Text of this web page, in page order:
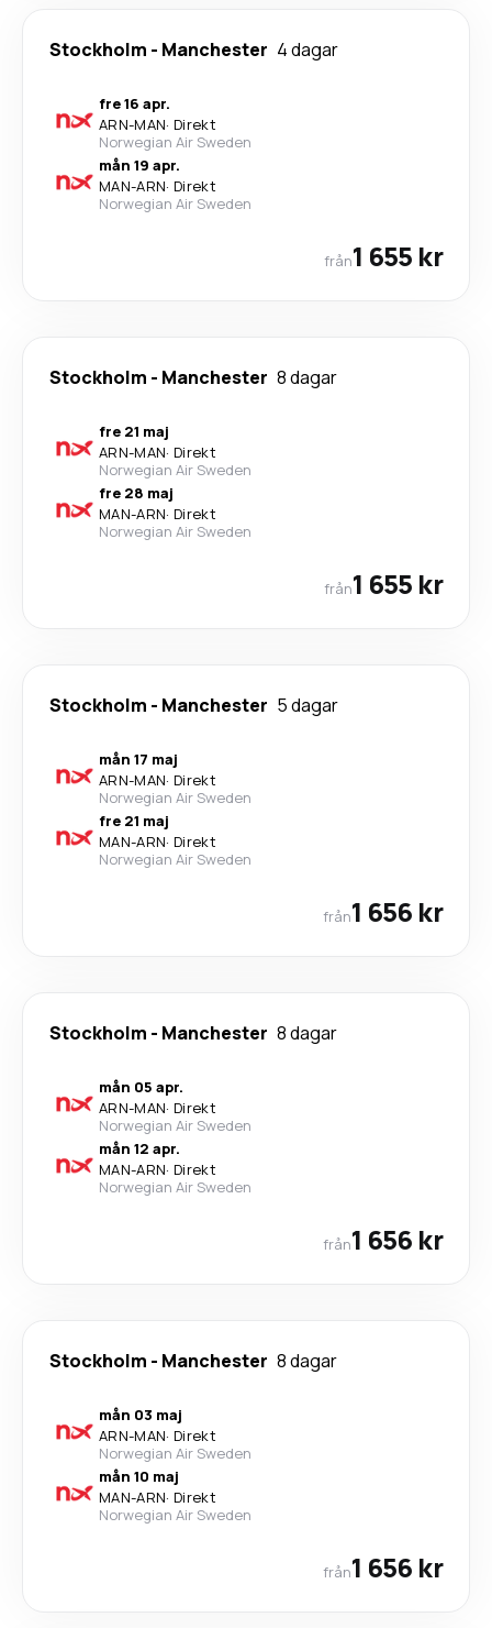
Stockholm - Manchester 4 dagar
fre 16 apr.
ARN-MAN· Direkt
Norwegian Air Sweden
mån 19 apr.
MAN-ARN· Direkt
Norwegian Air Sweden
från1 655 kr
Stockholm - Manchester 8 dagar
fre 21 maj
ARN-MAN· Direkt
Norwegian Air Sweden
fre 28 maj
MAN-ARN· Direkt
Norwegian Air Sweden
från1 655 kr
Stockholm - Manchester 5 dagar
mån 17 maj
ARN-MAN· Direkt
Norwegian Air Sweden
fre 21 maj
MAN-ARN· Direkt
Norwegian Air Sweden
från1 656 kr
Stockholm - Manchester 8 dagar
mån 05 apr.
ARN-MAN· Direkt
Norwegian Air Sweden
mån 12 apr.
MAN-ARN· Direkt
Norwegian Air Sweden
från1 656 kr
Stockholm - Manchester 8 dagar
mån 03 maj
ARN-MAN· Direkt
Norwegian Air Sweden
mån 10 maj
MAN-ARN· Direkt
Norwegian Air Sweden
från1 656 kr